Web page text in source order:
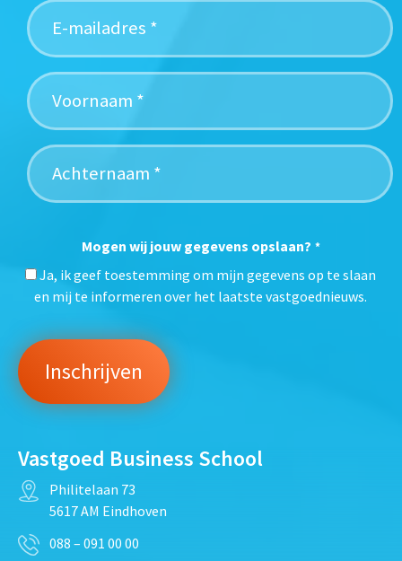
Mogen wij jouw gegevens opslaan? *
Ja, ik geef toestemming om mijn gegevens op te slaan
en mij te informeren over het laatste vastgoednieuws.
Vastgoed Business School
Philitelaan 73
5617 AM Eindhoven
088 – 091 00 00